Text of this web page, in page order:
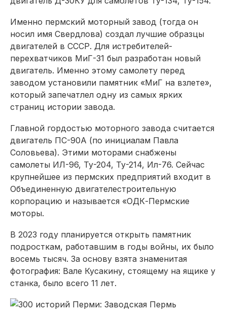
Именно пермский моторный завод (тогда он
носил имя Свердлова) создал лучшие образцы
двигателей в СССР. Для истребителей-
перехватчиков МиГ-31 был разработан новый
двигатель. Именно этому самолету перед
заводом установили памятник «МиГ на взлете»,
который запечатлел одну из самых ярких
страниц истории завода.
Главной гордостью моторного завода считается
двигатель ПС-90А (по инициалам Павла
Соловьева). Этими моторами снабжены
самолеты ИЛ-96, Ту-204, Ту-214, Ил-76. Сейчас
крупнейшее из пермских предприятий входит в
Объединенную двигателестроительную
корпорацию и называется «ОДК-Пермские
моторы.
В 2023 году планируется открыть памятник
подросткам, работавшим в годы войны, их было
восемь тысяч. За основу взята знаменитая
фотография: Вале Кусакину, стоящему на ящике у
станка, было всего 11 лет.